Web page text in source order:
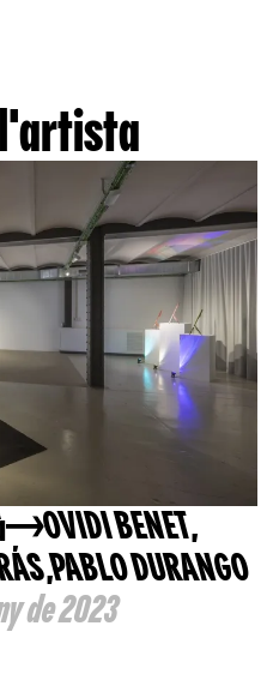
l'artista
OVIDI BENET,
,PABLO DURANGO
de 2023